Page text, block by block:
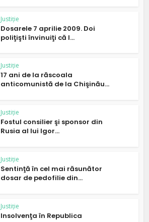
Justiție
Dosarele 7 aprilie 2009. Doi
poliţişti învinuiţi că l...
Justiție
17 ani de la răscoala
anticomunistă de la Chişinău...
Justiție
Fostul consilier şi sponsor din
Rusia al lui Igor...
Justiție
Sentinţă în cel mai răsunător
dosar de pedofilie din...
Justiție
Insolvenţa în Republica